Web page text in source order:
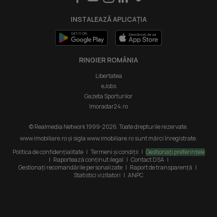
Punct de lucru - București: Iride Business Park, Bld. Dimitrie
INSTALEAZĂ APLICAȚIA
RINGIER ROMÂNIA
Libertatea
eJobs
Gazeta Sporturilor
Imoradar24.ro
© Realmedia Network 1999-2026. Toate drepturile rezervate.
www.imobiliare.ro și sigla www.imobiliare.ro sunt mărci înregistrate.
Politica de confidențialitate | Termeni și condiții | Gestionați preferințele
| Raportează conținut ilegal | Contact DSA |
Gestionați recomandările personalizate | Raport de transparență |
Statistici vizitatori | ANPC